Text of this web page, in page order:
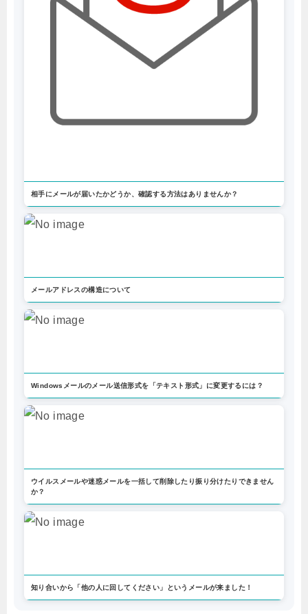
相手にメールが届いたかどうか、確認する方法はありませんか？
メールアドレスの構造について
Windowsメールのメール送信形式を「テキスト形式」に変更するには？
ウイルスメールや迷惑メールを一括して削除したり振り分けたりできません
か？
知り合いから「他の人に回してください」というメールが来ました！